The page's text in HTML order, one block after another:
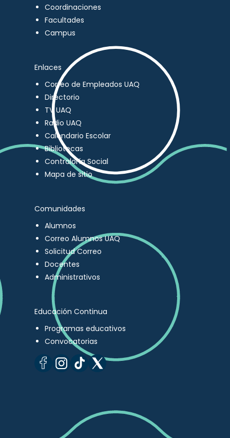
Coordinaciones
Facultades
Campus
Enlaces
Correo de Empleados UAQ
Directorio
TV UAQ
Radio UAQ
Calendario Escolar
Bibliotecas
Contraloría Social
Mapa de sitio
Comunidades
Alumnos
Correo Alumnos UAQ
Solicitud Correo
Docentes
Administrativos
Educación Continua
Programas educativos
Convocatorias